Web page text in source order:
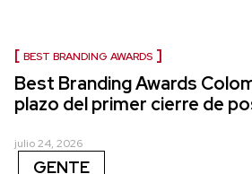
BEST BRANDING AWARDS
Best Branding Awards
plazo del primer cierre de
julio 24, 2026
GENTE